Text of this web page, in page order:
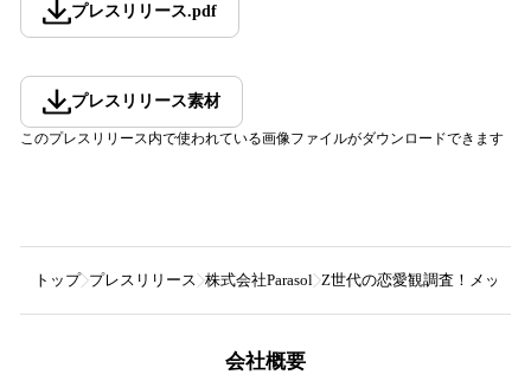
プレスリリース.pdf
プレスリリース素材
このプレスリリース内で使われている画像ファイルがダウンロードできます
トップ プレスリリース 株式会社Parasol Z世代の恋愛観調査！メッセ
会社概要